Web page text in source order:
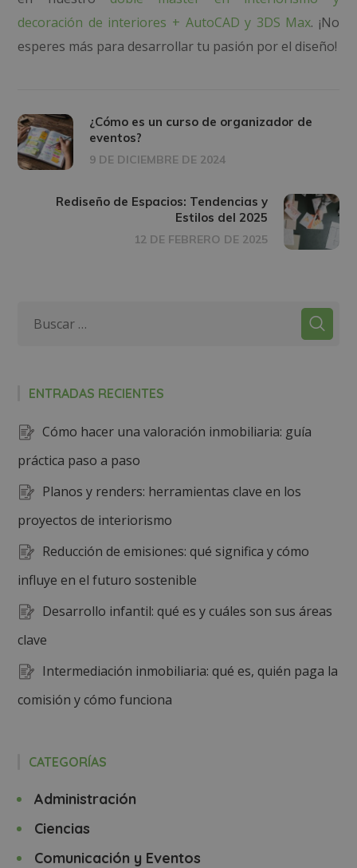
decoración de interiores + AutoCAD y 3DS Max. ¡No
esperes más para desarrollar tu pasión por el diseño!
¿Cómo es un curso de organizador de
eventos?
9 DE DICIEMBRE DE 2024
Rediseño de Espacios: Tendencias y
Estilos del 2025
12 DE FEBRERO DE 2025
ENTRADAS RECIENTES
Cómo hacer una valoración inmobiliaria: guía
práctica paso a paso
Planos y renders: herramientas clave en los
proyectos de interiorismo
Reducción de emisiones: qué significa y cómo
influye en el futuro sostenible
Desarrollo infantil: qué es y cuáles son sus áreas
clave
Intermediación inmobiliaria: qué es, quién paga la
comisión y cómo funciona
CATEGORÍAS
Administración
Ciencias
Comunicación y Eventos